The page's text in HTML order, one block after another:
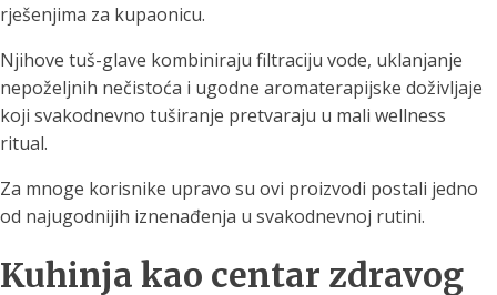
rješenjima za kupaonicu.
Njihove tuš-glave kombiniraju filtraciju vode, uklanjanje
nepoželjnih nečistoća i ugodne aromaterapijske doživljaje
koji svakodnevno tuširanje pretvaraju u mali wellness
ritual.
Za mnoge korisnike upravo su ovi proizvodi postali jedno
od najugodnijih iznenađenja u svakodnevnoj rutini.
Kuhinja kao centar zdravog